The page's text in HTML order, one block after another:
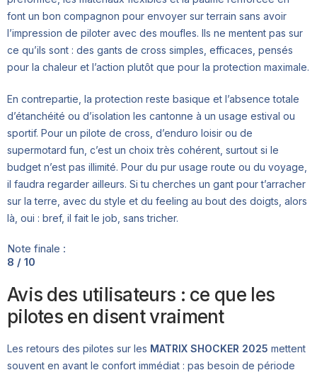
font un bon compagnon pour envoyer sur terrain sans avoir
l’impression de piloter avec des moufles. Ils ne mentent pas sur
ce qu’ils sont : des gants de cross simples, efficaces, pensés
pour la chaleur et l’action plutôt que pour la protection maximale.
En contrepartie, la protection reste basique et l’absence totale
d’étanchéité ou d’isolation les cantonne à un usage estival ou
sportif. Pour un pilote de cross, d’enduro loisir ou de
supermotard fun, c’est un choix très cohérent, surtout si le
budget n’est pas illimité. Pour du pur usage route ou du voyage,
il faudra regarder ailleurs. Si tu cherches un gant pour t’arracher
sur la terre, avec du style et du feeling au bout des doigts, alors
là, oui : bref, il fait le job, sans tricher.
Note finale :
8 / 10
Avis des utilisateurs : ce que les
pilotes en disent vraiment
Les retours des pilotes sur les MATRIX SHOCKER 2025 mettent
souvent en avant le confort immédiat : pas besoin de période